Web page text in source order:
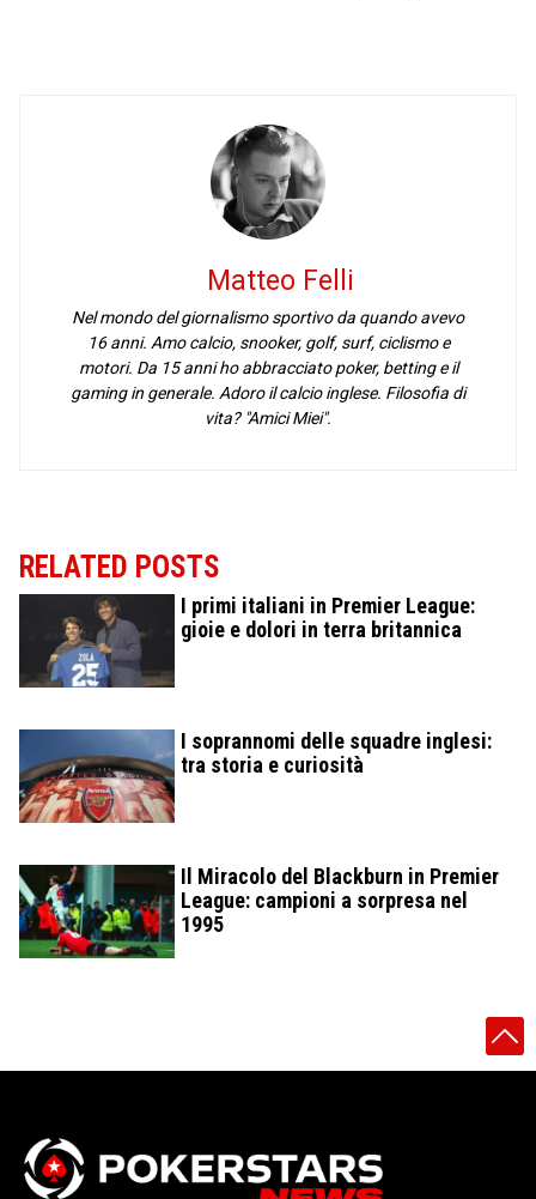
Matteo Felli
Nel mondo del giornalismo sportivo da quando avevo
16 anni. Amo calcio, snooker, golf, surf, ciclismo e
motori. Da 15 anni ho abbracciato poker, betting e il
gaming in generale. Adoro il calcio inglese. Filosofia di
vita? "Amici Miei".
RELATED POSTS
I primi italiani in Premier League:
gioie e dolori in terra britannica
I soprannomi delle squadre inglesi:
tra storia e curiosità
Il Miracolo del Blackburn in Premier
League: campioni a sorpresa nel
1995